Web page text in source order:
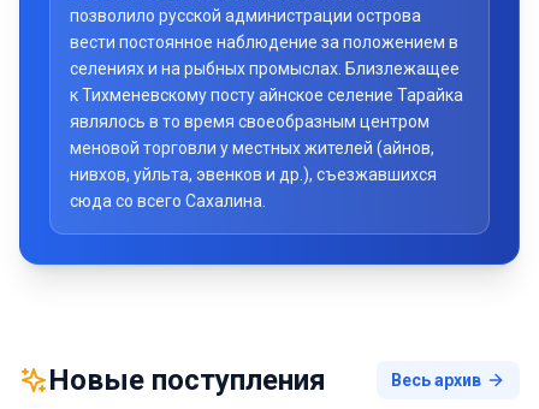
позволило русской администрации острова
вести постоянное наблюдение за положением в
селениях и на рыбных промыслах. Близлежащее
к Тихменевскому посту айнское селение Тарайка
являлось в то время своеобразным центром
меновой торговли у местных жителей (айнов,
нивхов, уйльта, эвенков и др.), съезжавшихся
сюда со всего Сахалина.
Новые поступления Весь архив